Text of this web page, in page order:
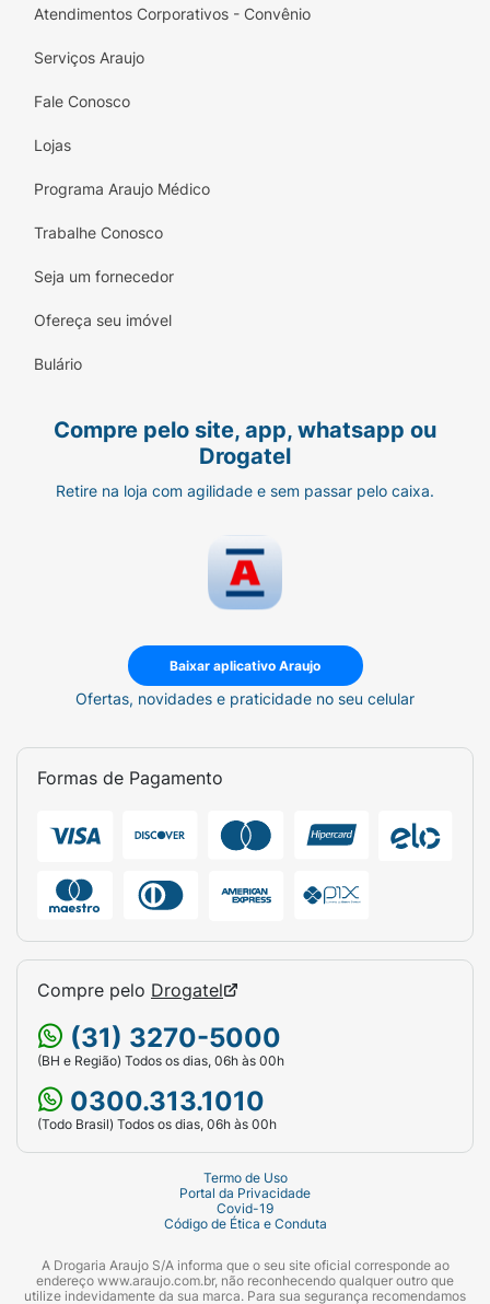
Opção de baixa caloria para o lanche
da tarde.
Especificações Técnicas:
Marca:
Sabor:Chocolate
Linha:Zero
Peso Líquido:
Destaques:Zero Açúcar, Sem Glúten, 5g
Atendimentos Corporativos - Convênio
Serviços Araujo
Fale Conosco
Lojas
Programa Araujo Médico
Trabalhe Conosco
Seja um fornecedor
Ofereça seu imóvel
Bulário
Compre pelo site, app, whatsapp ou
Drogatel
Retire na loja com agilidade e sem passar pelo caixa.
Baixar aplicativo Araujo
Ofertas, novidades e praticidade no seu celular
Formas de Pagamento
Compre pelo Drogatel
(31) 3270-5000
(BH e Região) Todos os dias, 06h às 00h
0300.313.1010
(Todo Brasil) Todos os dias, 06h às 00h
Termo de Uso
Portal da Privacidade
Covid-19
Código de Ética e Conduta
A Drogaria Araujo S/A informa que o seu site oficial corresponde ao
endereço www.araujo.com.br, não reconhecendo qualquer outro que
utilize indevidamente da sua marca. Para sua segurança recomendamos